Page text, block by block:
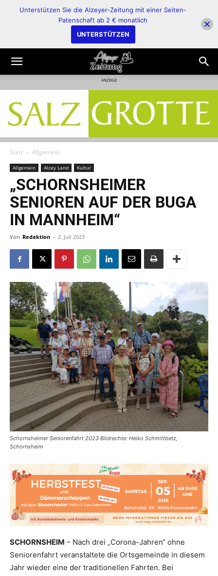
ANZEIGE
Start Allgemein
Allgemein Alzey Land Kultur
„SCHORNSHEIMER
SENIOREN AUF DER BUGA
IN MANNHEIM“
Von Redaktion - 2. Juli 2023
Schornsheimer Seniorenfahrt 2023 Bildrechte: Heiko Schmittbetz,
Schornsheim
SCHORNSHEIM – Nach drei „Corona-Jahren“ ohne
Seniorenfahrt veranstaltete die Ortsgemeinde in diesem
Jahr wieder eine der traditionellen Fahrten. Bei
Unterstützen Sie die Alzeyer-Zeitung mit einer Seiten-
Patenschaft ab 2 € monatlich
UNTERSTÜTZEN